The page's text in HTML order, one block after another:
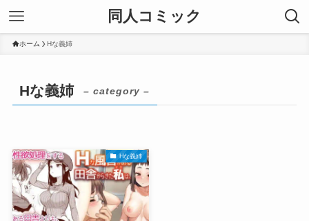
同人コミック
ホーム Hな義姉
Hな義姉 – category –
Hな義姉